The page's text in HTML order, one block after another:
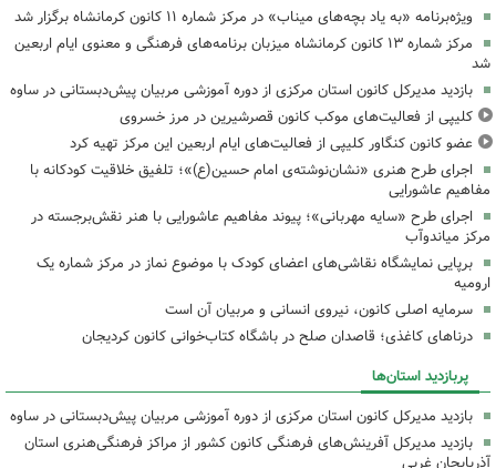
ویژه‌برنامه «به یاد بچه‌های میناب» در مرکز شماره ۱۱ کانون کرمانشاه برگزار شد
مرکز شماره ۱۳ کانون کرمانشاه میزبان برنامه‌های فرهنگی و معنوی ایام اربعین
شد
بازدید مدیرکل کانون استان مرکزی از دوره آموزشی مربیان پیش‌دبستانی در ساوه
کلیپی از فعالیت‌های موکب کانون قصرشیرین در مرز خسروی
عضو کانون کنگاور کلیپی از فعالیت‌های ایام اربعین این مرکز تهیه کرد
اجرای طرح هنری «نشان‌نوشته‌ی امام حسین(ع)»؛ تلفیق خلاقیت کودکانه با
مفاهیم عاشورایی
اجرای طرح «سایه مهربانی»؛ پیوند مفاهیم عاشورایی با هنر نقش‌برجسته در
مرکز میاندوآب
برپایی نمایشگاه نقاشی‌های اعضای کودک با موضوع نماز در مرکز شماره یک
ارومیه
سرمایه اصلی کانون، نیروی انسانی و مربیان آن است
درناهای کاغذی؛ قاصدان صلح در باشگاه کتاب‌خوانی کانون کردیجان
پربازدید استان‌ها
بازدید مدیرکل کانون استان مرکزی از دوره آموزشی مربیان پیش‌دبستانی در ساوه
بازدید مدیرکل آفرینش‌های فرهنگی کانون کشور از مراکز فرهنگی‌هنری استان
آذربایجان غربی